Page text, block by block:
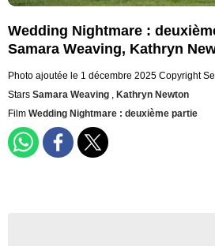
Wedding Nightmare :
Samara Weaving, Kathryn
Photo ajoutée le 1 décembre 2025 Copyright
Stars Samara Weaving , Kathryn Newton
Film Wedding Nightmare : deuxième partie